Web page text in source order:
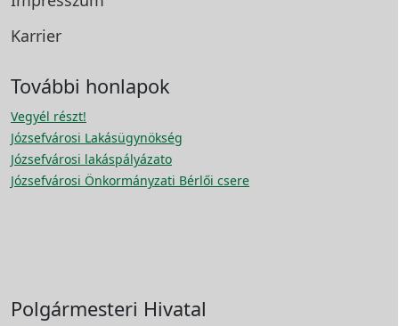
Karrier
További honlapok
Vegyél részt!
Józsefvárosi Lakásügynökség
Józsefvárosi lakáspályázato
Józsefvárosi Önkormányzati Bérlői csere
Polgármesteri Hivatal